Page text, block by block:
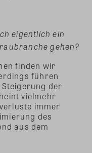
eigentlich ein
gehen?
finden wir
führen
der
vielmehr
immer
des
aus dem